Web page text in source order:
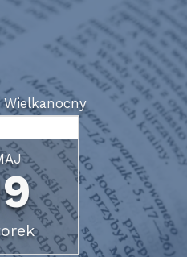
Wielkanocny